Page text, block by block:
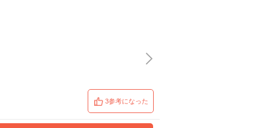
3参考になった